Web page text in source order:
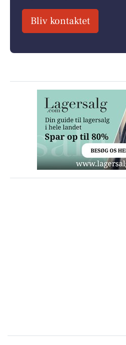
Bliv kontaktet